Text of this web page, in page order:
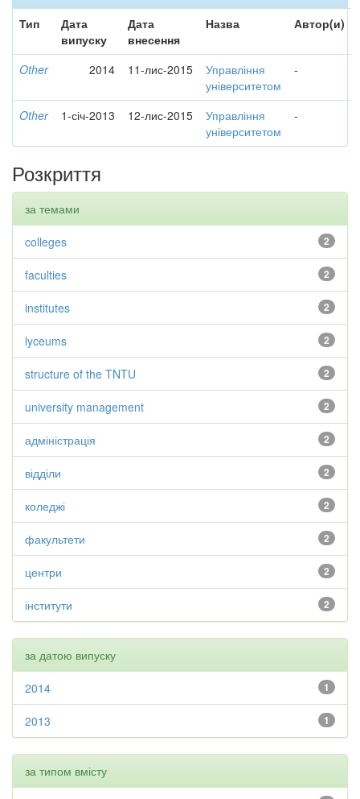
Тип
Дата
випуску
Дата
внесення
Назва Автор(и)
Other 2014 11-лис-2015
Управління
університетом
-
Other 1-січ-2013 12-лис-2015
Управління
університетом
-
Розкриття
за темами
2
colleges
2
faculties
2
institutes
2
lyceums
2
structure of the TNTU
2
university management
2
адміністрація
2
відділи
2
коледжі
2
факультети
2
центри
2
інститути
за датою випуску
1
2014
1
2013
за типом вмісту